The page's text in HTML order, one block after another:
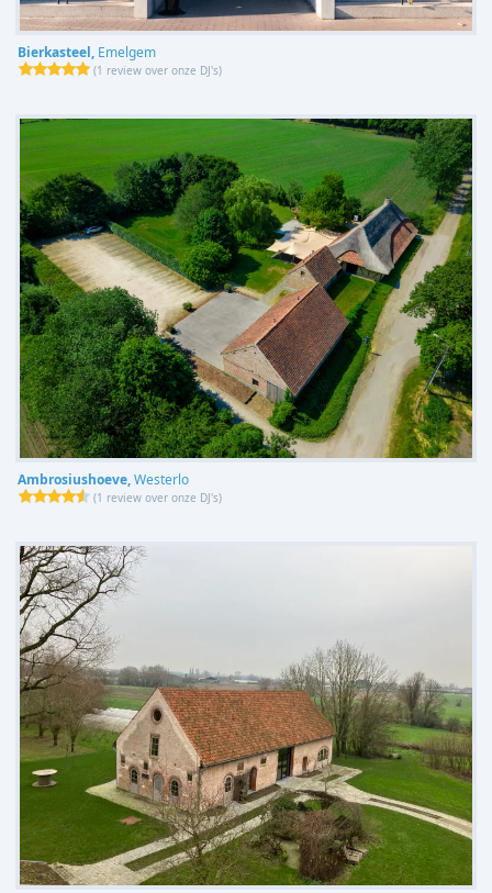
Bierkasteel, Emelgem
(1 review over onze DJ's)
Ambrosiushoeve,Westerlo
(1 review over onze DJ's)